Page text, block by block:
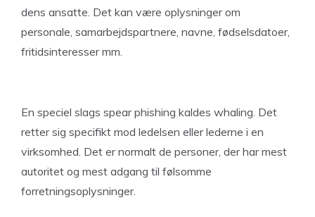
dens ansatte. Det kan være oplysninger om
personale, samarbejdspartnere, navne, fødselsdatoer,
fritidsinteresser mm.
En speciel slags spear phishing kaldes whaling. Det
retter sig specifikt mod ledelsen eller lederne i en
virksomhed. Det er normalt de personer, der har mest
autoritet og mest adgang til følsomme
forretningsoplysninger.